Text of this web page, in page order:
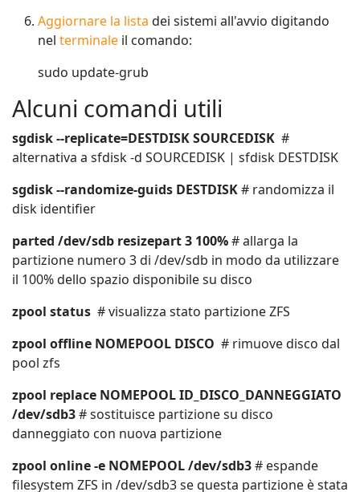
Aggiornare la lista dei sistemi all'avvio digitando
nel terminale il comando:
sudo update-grub
Alcuni comandi utili
sgdisk --replicate=DESTDISK SOURCEDISK #
alternativa a sfdisk -d SOURCEDISK | sfdisk DESTDISK
sgdisk --randomize-guids DESTDISK# randomizza il
disk identifier
parted /dev/sdb resizepart 3 100%# allarga la
partizione numero 3 di /dev/sdb in modo da utilizzare
il 100% dello spazio disponibile su disco
zpool status # visualizza stato partizione ZFS
zpool offline NOMEPOOL DISCO # rimuove disco dal
pool zfs
zpool replace NOMEPOOL ID_DISCO_DANNEGGIATO
/dev/sdb3# sostituisce partizione su disco
danneggiato con nuova partizione
zpool online -e NOMEPOOL /dev/sdb3# espande
filesystem ZFS in /dev/sdb3 se questa partizione è stata